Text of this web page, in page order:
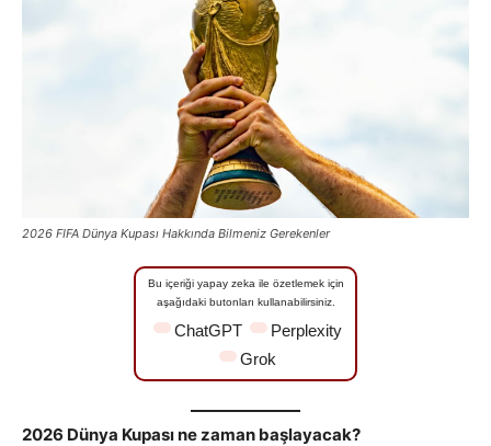
2026 FIFA Dünya Kupası Hakkında Bilmeniz Gerekenler
Bu içeriği yapay zeka ile özetlemek için
aşağıdaki butonları kullanabilirsiniz.
ChatGPT
Perplexity
Grok
2026 Dünya Kupası ne zaman başlayacak?